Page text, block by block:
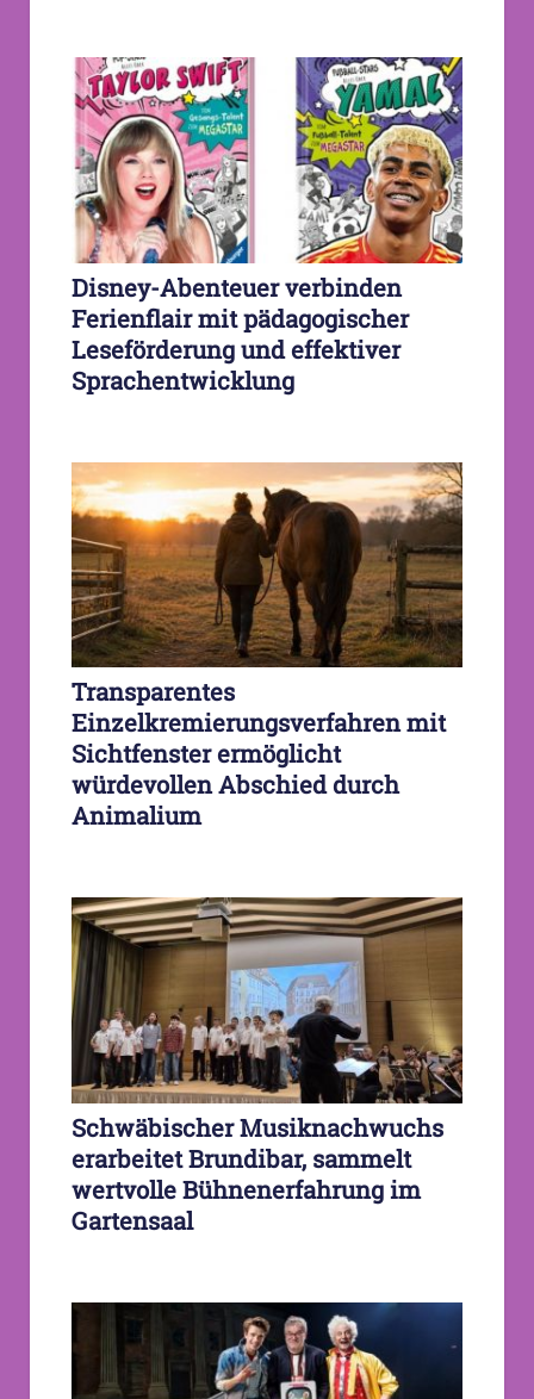
Disney-Abenteuer verbinden
Ferienflair mit pädagogischer
Leseförderung und effektiver
Sprachentwicklung
Transparentes
Einzelkremierungsverfahren mit
Sichtfenster ermöglicht
würdevollen Abschied durch
Animalium
Schwäbischer Musiknachwuchs
erarbeitet Brundibar, sammelt
wertvolle Bühnenerfahrung im
Gartensaal